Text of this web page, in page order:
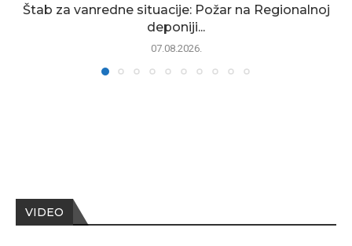
Štab za vanredne situacije: Požar na Regionalnoj
deponiji...
07.08.2026.
VIDEO